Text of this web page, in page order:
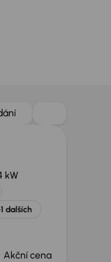
kW
dalších
Akční cena